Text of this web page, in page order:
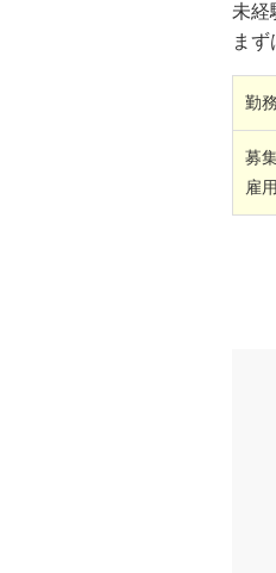
未経
ま
勤
募
雇